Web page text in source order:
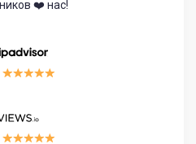
❤️ нас!